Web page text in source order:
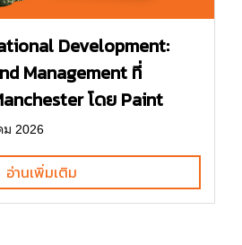
Development:
Management ที่
โดย Paint
2026
อ่านเพิ่มเติม